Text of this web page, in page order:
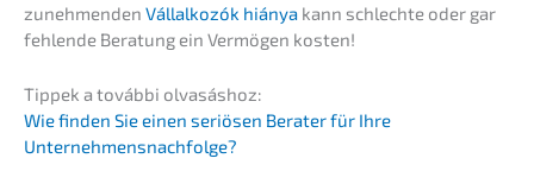
zuneh­men­den Vállal­ko­zók hiánya kann schlech­te oder gar
fehlen­de Beratung ein Vermö­gen kosten!
Tippek a továb­bi olvasáshoz:
Wie finden Sie einen seriö­sen Berater für Ihre
Unternehmensnachfolge?